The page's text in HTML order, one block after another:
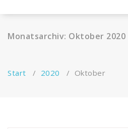
Monatsarchiv: Oktober 2020
Start / 2020 / Oktober